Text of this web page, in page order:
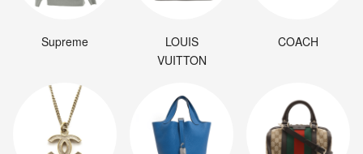
Supreme
LOUIS
VUITTON
COACH